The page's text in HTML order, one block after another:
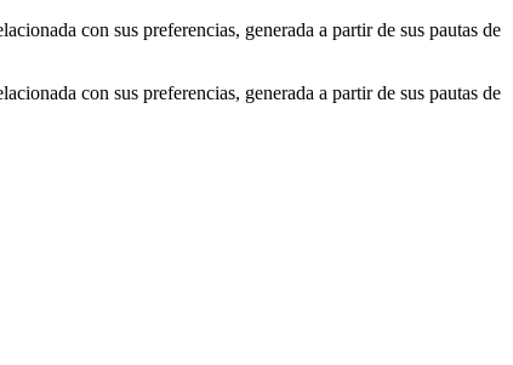
con sus preferencias, generada a partir de sus pautas de
con sus preferencias, generada a partir de sus pautas de